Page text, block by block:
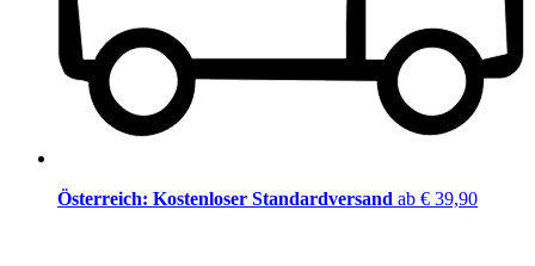
Österreich: Kostenloser Standardversand ab € 39,90